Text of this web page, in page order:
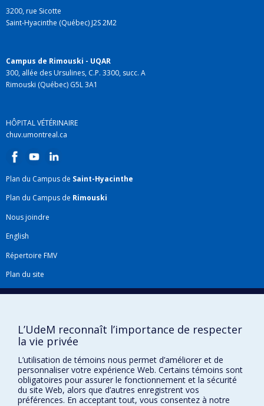
3200, rue Sicotte
Saint-Hyacinthe (Québec) J2S 2M2
Campus de Rimouski - UQAR
300, allée des Ursulines, C.P. 3300, succ. A
Rimouski (Québec) G5L 3A1
HÔPITAL VÉTÉRINAIRE
chuv.umontreal.ca
Plan du Campus de Saint-Hyacinthe
Plan du Campus de Rimouski
Nous joindre
English
Répertoire FMV
Plan du site
Accessibilité
Agenda FMV & calendrier académique
La Faculté de médecine vétérinaire de l'Université de Montréal détient
l'agrément complet de l'AVMA et est membre de l'AAVMC.
L’UdeM reconnaît l’importance de respecter
la vie privée
L’utilisation de témoins nous permet d’améliorer et de
personnaliser votre expérience Web. Certains témoins sont
obligatoires pour assurer le fonctionnement et la sécurité
du site Web, alors que d’autres enregistrent vos
préférences. En acceptant tout, vous consentez à notre